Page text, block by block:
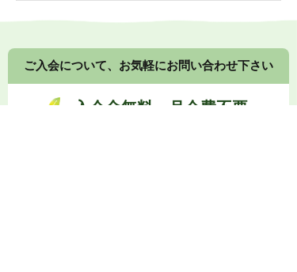
ご入会について、お気軽にお問い合わせ下さい
入会金無料・月会費不要